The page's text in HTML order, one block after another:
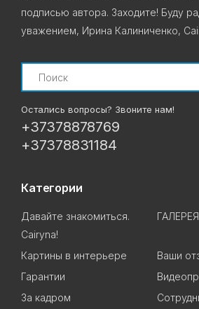
подписью автора. Заходите! Буду
уважением, Ирина Калиниченко,
Search
Остались вопросы? Звоните нам!
+37378878769
+37378831184
Категории
Давайте знакомиться.
Cairyna!
ГАЛЕРЕЯ
Картины в интерьере
Ваши
Гарантии
За кадром